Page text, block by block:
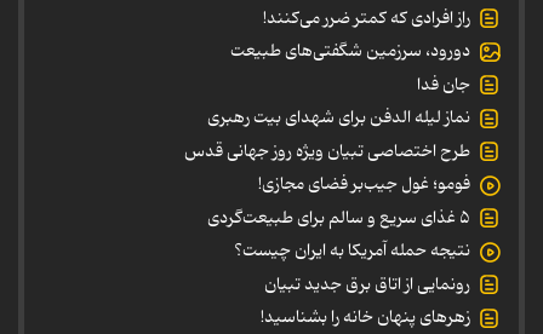
راز افرادی که کمتر ضرر می‌کنند!
دورود، سرزمین شگفتی‌های طبیعت
جان فدا
نماز لیله الدفن برای شهدای بیت رهبری
طرح اختصاصی تبیان ویژه روز جهانی قدس
فومو؛ غول جیب‌بر فضای مجازی!
۵ غذای سریع و سالم برای طبیعت‌گردی
نتیجه حمله آمریکا به ایران چیست؟
رونمایی از اتاق برق جدید تبیان
زهرهای پنهان خانه را بشناسید!